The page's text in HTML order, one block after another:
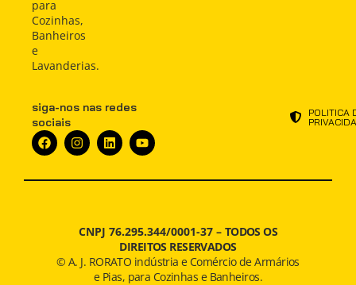
para
Cozinhas,
Banheiros
e
Lavanderias.
Notícias
Notícias
siga-nos nas redes
sociais
POLITICA
CNPJ 76.295.344/0001-37 – TODOS OS
DIREITOS RESERVADOS
© A. J. RORATO indústria e Comércio de Armários
e Pias, para Cozinhas e Banheiros.